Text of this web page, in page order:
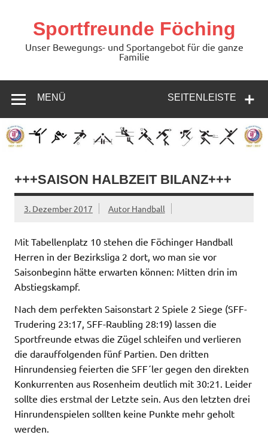
springenSportfreunde Föching
Unser Bewegungs- und Sportangebot für die ganze
Familie
SEITENLEISTE
MENÜ
+++SAISON HALBZEIT BILANZ+++
3. Dezember 2017 Autor Handball
Mit Tabellenplatz 10 stehen die Föchinger Handball
Herren in der Bezirksliga 2 dort, wo man sie vor
Saisonbeginn hätte erwarten können: Mitten drin im
Abstiegskampf.
Nach dem perfekten Saisonstart 2 Spiele 2 Siege (SFF-
Trudering 23:17, SFF-Raubling 28:19) lassen die
Sportfreunde etwas die Zügel schleifen und verlieren
die darauffolgenden fünf Partien. Den dritten
Hinrundensieg feierten die SFF´ler gegen den direkten
Konkurrenten aus Rosenheim deutlich mit 30:21. Leider
sollte dies erstmal der Letzte sein. Aus den letzten drei
Hinrundenspielen sollten keine Punkte mehr geholt
werden.